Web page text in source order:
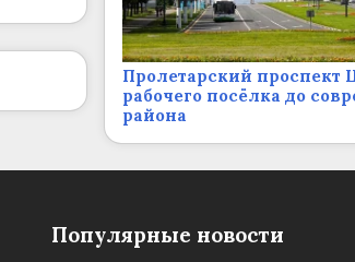
Пролетарский проспект
рабочего посёлка до
района
Популярные новости